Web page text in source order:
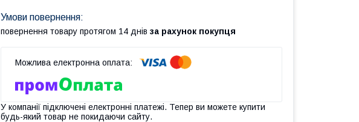
повернення товару протягом 14 днів за рахунок покупця
У компанії підключені електронні платежі. Тепер ви можете купити
будь-який товар не покидаючи сайту.